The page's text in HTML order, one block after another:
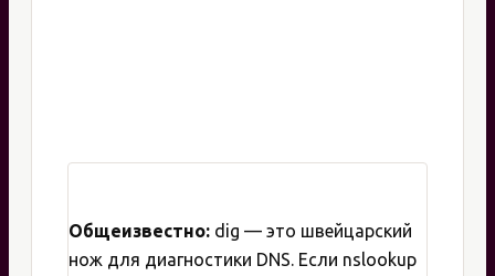
Общеизвестно: dig — это швейцарский
нож для диагностики DNS. Если nslookup